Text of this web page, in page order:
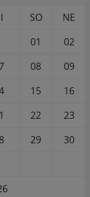
SO
NE
01
02
08
09
15
16
22
23
29
30